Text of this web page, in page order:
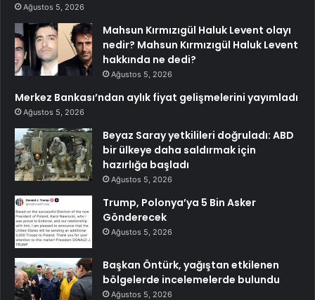
Ağustos 5, 2026
Mahsun Kırmızıgül Haluk Levent olayı
nedir? Mahsun Kırmızıgül Haluk Levent
hakkında ne dedi?
Ağustos 5, 2026
Merkez Bankası’ndan aylık fiyat gelişmelerini yayımladı
Ağustos 5, 2026
Beyaz Saray yetkilileri doğruladı: ABD
bir ülkeye daha saldırmak için
hazırlığa başladı
Ağustos 5, 2026
Trump, Polonya’ya 5 Bin Asker
Gönderecek
Ağustos 5, 2026
Başkan Öntürk, yağıştan etkilenen
bölgelerde incelemelerde bulundu
Ağustos 5, 2026